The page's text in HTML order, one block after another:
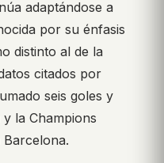
adaptándose a
por su énfasis
distinto al de la
citados por
seis goles y
la Champions